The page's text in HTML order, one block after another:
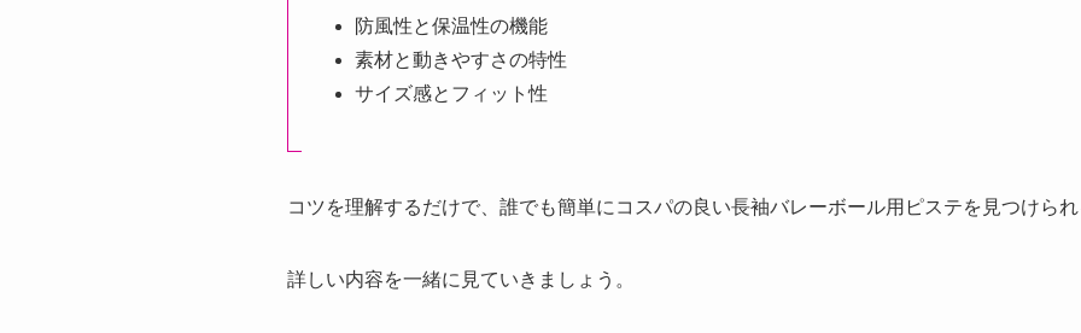
防風性と保温性の機能
素材と動きやすさの特性
サイズ感とフィット性
コツを理解するだけで、誰でも簡単にコスパの良い長袖バレーボール用ピステを見つけら
詳しい内容を一緒に見ていきましょう。